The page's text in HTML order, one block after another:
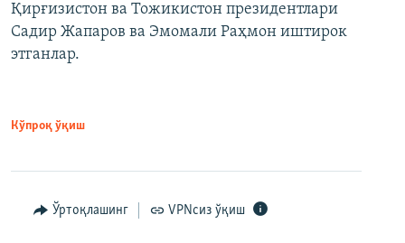
Қирғизистон ва Тожикистон президентлари
Садир Жапаров ва Эмомали Раҳмон иштирок
этганлар.
Кўпроқ ўқиш
Ўртоқлашинг VPNсиз ўқиш